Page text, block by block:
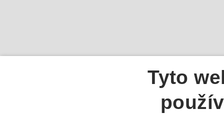
Tyto